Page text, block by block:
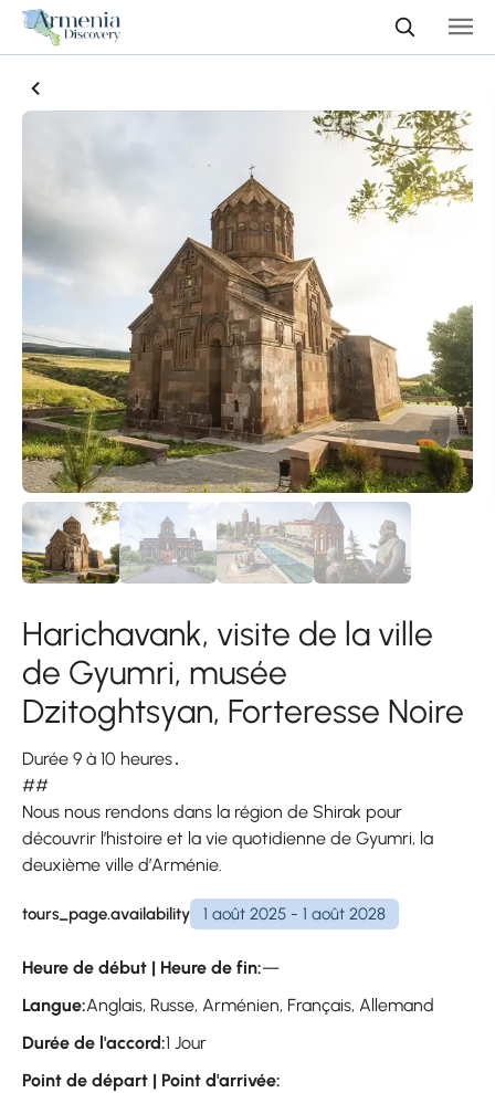
Harichavank, visite de la ville
de Gyumri, musée
Dzitoghtsyan, Forteresse Noire
Durée 9 à 10 heures․
##
Nous nous rendons dans la région de Shirak pour
découvrir l’histoire et la vie quotidienne de Gyumri, la
deuxième ville d’Arménie.
tours_page.availability 1 août 2025 - 1 août 2028
Heure de début | Heure de fin:—
Langue:Anglais, Russe, Arménien, Français, Allemand
Durée de l'accord:1 Jour
Point de départ | Point d'arrivée: